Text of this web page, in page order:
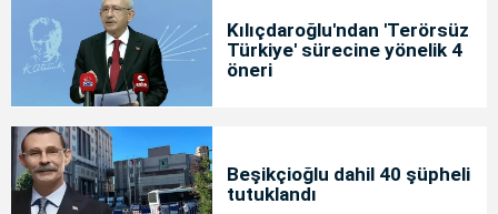
Kılıçdaroğlu'ndan 'Terörsüz
Türkiye' sürecine yönelik 4
öneri
Beşikçioğlu dahil 40 şüpheli
tutuklandı